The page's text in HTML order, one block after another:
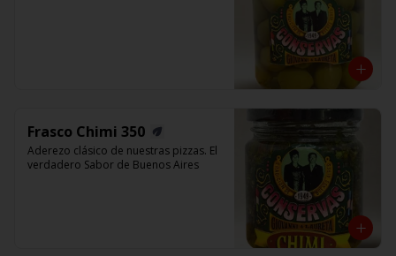
Frasco Chimi 350
Aderezo clásico de nuestras pizzas. El
verdadero Sabor de Buenos Aires